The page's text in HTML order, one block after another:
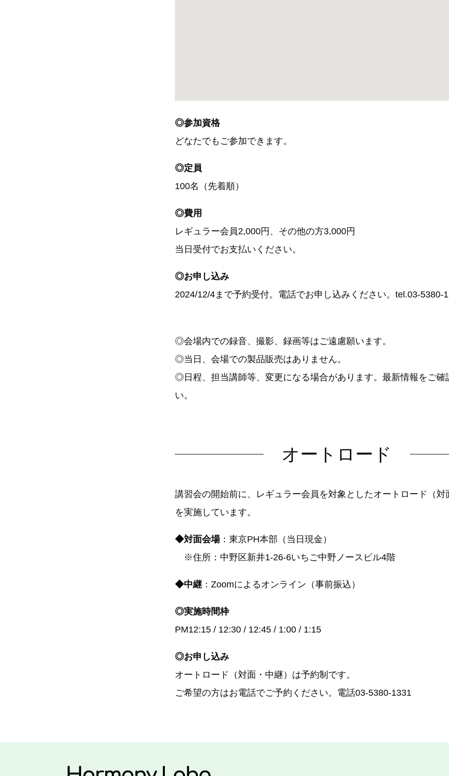
◎参加資格
どなたでもご参加できます。
◎定員
100名（先着順）
◎費用
レギュラー会員2,000円、その他の方3,000円
当日受付でお支払いください。
◎お申し込み
2024/12/4まで予約受付。電話でお申し込みください。tel.03-5380-
◎会場内での録音、撮影、録画等はご遠慮願います。
◎当日、会場での製品販売はありません。
◎日程、担当講師等、変更になる場合があります。最新情報をご確
い。
オートロード
講習会の開始前に、レギュラー会員を対象としたオートロード（対
を実施しています。
◆対面会場：東京PH本部（当日現金）
※住所：中野区新井1-26-6いちご中野ノースビル4階
◆中継 ：Zoomによるオンライン（事前振込）
◎実施時間枠
PM12:15 / 12:30 / 12:45 / 1:00 / 1:15
◎お申し込み
オートロード（対面・中継）は予約制です。
ご希望の方はお電話でご予約ください。電話03-5380-1331